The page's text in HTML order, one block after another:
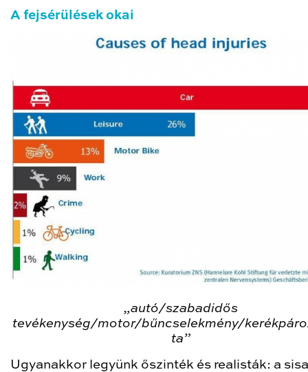
A fejsérülések okai
„autó/szabadidős
tevékenység/motor/bűncselekmény/
ta”
Ugyanakkor legyünk őszinték és realisták: a